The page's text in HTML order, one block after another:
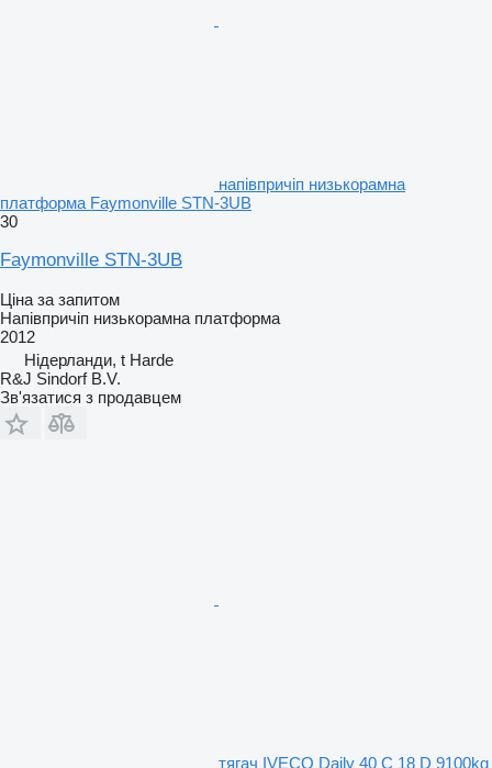
напівпричіп низькорамна
платформа Faymonville STN-3UB
30
Faymonville STN-3UB
Ціна за запитом
Напівпричіп низькорамна платформа
2012
Нідерланди, t Harde
R&J Sindorf B.V.
Зв'язатися з продавцем
тягач IVECO Daily 40 C 18 D 9100kg